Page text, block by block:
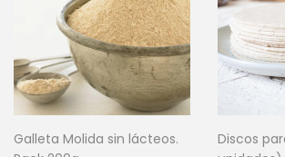
Galleta Molida sin lácteos.
Discos